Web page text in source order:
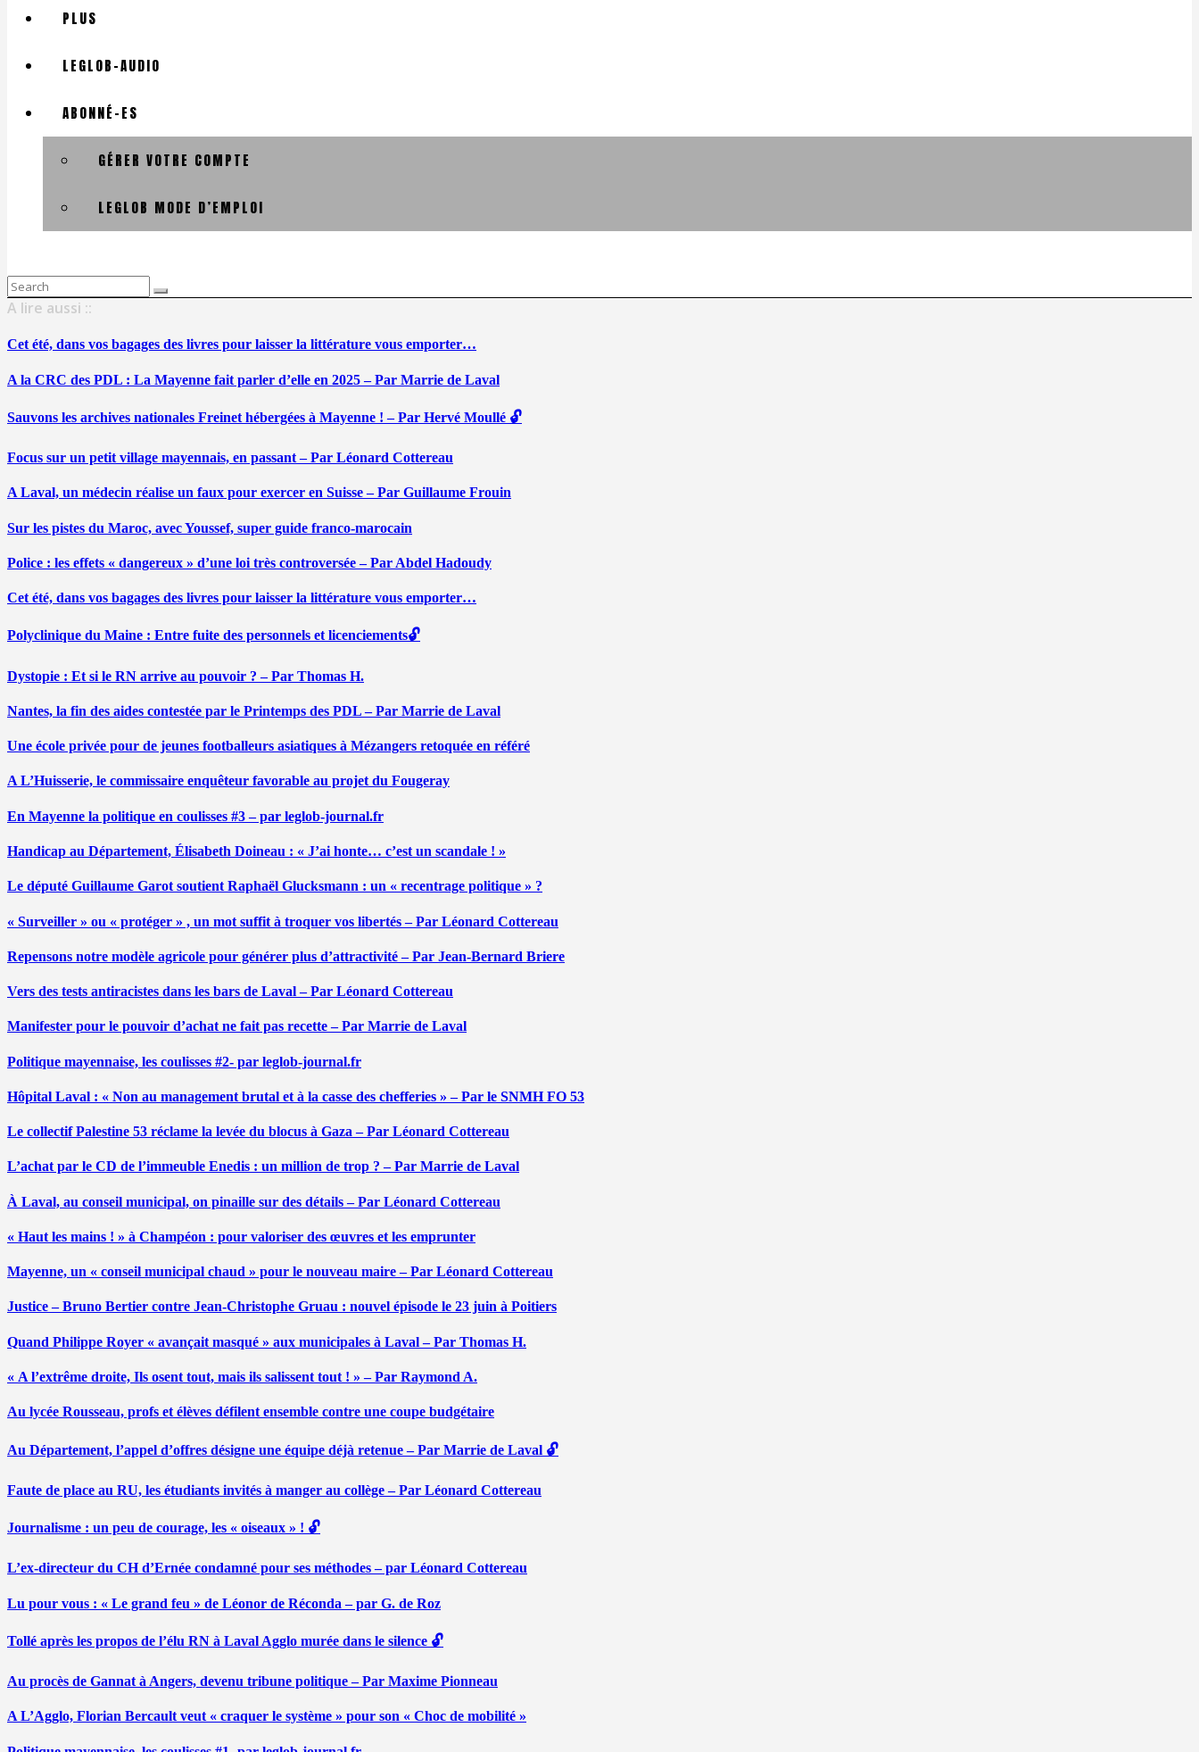
PLUS
LEGLOB-AUDIO
ABONNÉ-ES
GÉRER VOTRE COMPTE
LEGLOB MODE D’EMPLOI
Search
for:
A lire aussi ::
Cet été, dans vos bagages des livres pour laisser la littérature vous emporter…
A la CRC des PDL : La Mayenne fait parler d’elle en 2025 – Par Marrie de Laval
Sauvons les archives nationales Freinet hébergées à Mayenne ! – Par Hervé Moullé 🔓
Focus sur un petit village mayennais, en passant – Par Léonard Cottereau
A Laval, un médecin réalise un faux pour exercer en Suisse – Par Guillaume Frouin
Sur les pistes du Maroc, avec Youssef, super guide franco-marocain
Police : les effets « dangereux » d’une loi très controversée – Par Abdel Hadoudy
Cet été, dans vos bagages des livres pour laisser la littérature vous emporter…
Polyclinique du Maine : Entre fuite des personnels et licenciements🔓
Dystopie : Et si le RN arrive au pouvoir ? – Par Thomas H.
Nantes, la fin des aides contestée par le Printemps des PDL – Par Marrie de Laval
Une école privée pour de jeunes footballeurs asiatiques à Mézangers retoquée en référé
A L’Huisserie, le commissaire enquêteur favorable au projet du Fougeray
En Mayenne la politique en coulisses #3 – par leglob-journal.fr
Handicap au Département, Élisabeth Doineau : « J’ai honte… c’est un scandale ! »
Le député Guillaume Garot soutient Raphaël Glucksmann : un « recentrage politique » ?
« Surveiller » ou « protéger » , un mot suffit à troquer vos libertés – Par Léonard Cottereau
Repensons notre modèle agricole pour générer plus d’attractivité – Par Jean-Bernard Briere
Vers des tests antiracistes dans les bars de Laval – Par Léonard Cottereau
Manifester pour le pouvoir d’achat ne fait pas recette – Par Marrie de Laval
Politique mayennaise, les coulisses #2- par leglob-journal.fr
Hôpital Laval : « Non au management brutal et à la casse des chefferies » – Par le SNMH FO 53
Le collectif Palestine 53 réclame la levée du blocus à Gaza – Par Léonard Cottereau
L’achat par le CD de l’immeuble Enedis : un million de trop ? – Par Marrie de Laval
À Laval, au conseil municipal, on pinaille sur des détails – Par Léonard Cottereau
« Haut les mains ! » à Champéon : pour valoriser des œuvres et les emprunter
Mayenne, un « conseil municipal chaud » pour le nouveau maire – Par Léonard Cottereau
Justice – Bruno Bertier contre Jean-Christophe Gruau : nouvel épisode le 23 juin à Poitiers
Quand Philippe Royer « avançait masqué » aux municipales à Laval – Par Thomas H.
« A l’extrême droite, Ils osent tout, mais ils salissent tout ! » – Par Raymond A.
Au lycée Rousseau, profs et élèves défilent ensemble contre une coupe budgétaire
Au Département, l’appel d’offres désigne une équipe déjà retenue – Par Marrie de Laval 🔓
Faute de place au RU, les étudiants invités à manger au collège – Par Léonard Cottereau
Journalisme : un peu de courage, les « oiseaux » ! 🔓
L’ex-directeur du CH d’Ernée condamné pour ses méthodes – par Léonard Cottereau
Lu pour vous : « Le grand feu » de Léonor de Réconda – par G. de Roz
Tollé après les propos de l’élu RN à Laval Agglo murée dans le silence 🔓
Au procès de Gannat à Angers, devenu tribune politique – Par Maxime Pionneau
A L’Agglo, Florian Bercault veut « craquer le système » pour son « Choc de mobilité »